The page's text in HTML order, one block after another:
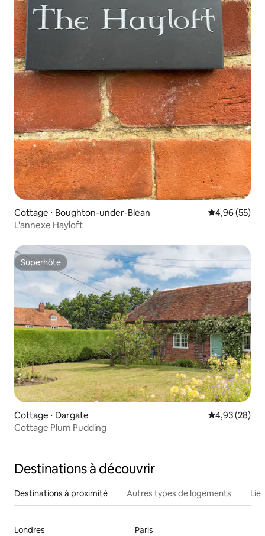
Cottage ⋅ Boughton-under-Blean Évaluation
4,96 (55)
L'annexe Hayloft
Superhôte
Superhôte
Cottage ⋅ Dargate Évaluation
4,93 (28)
Cottage Plum Pudding
Destinations à découvrir
Destinations à proximité Autres types de logements
Londres
Paris